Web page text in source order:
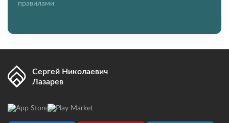
правилами
Сергей Николаевич
Лазарев